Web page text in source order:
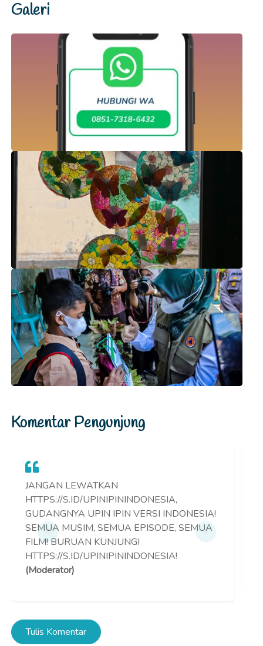
Galeri
Komentar Pengunjung
JANGAN LEWATKAN
HTTPS://S.ID/UPINIPININDONESIA,
GUDANGNYA UPIN IPIN VERSI INDONESIA!
SEMUA MUSIM, SEMUA EPISODE, SEMUA
FILM! BURUAN KUNJUNGI
HTTPS://S.ID/UPINIPININDONESIA!
(Moderator)
Tulis Komentar